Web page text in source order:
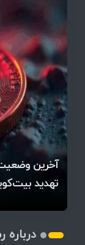
چرا سرعت
آخرین وضعیت
تهدید
اتفاق
۱۴۰۵ |
تغییر می‌کند
کدامند؟
اتفاق مهم در
تازه‌ترین
میز / ۶۲۲ بیت‌کوین کجا رفت؟
بحران بدهی
دلار بیت‌کوین
درباره